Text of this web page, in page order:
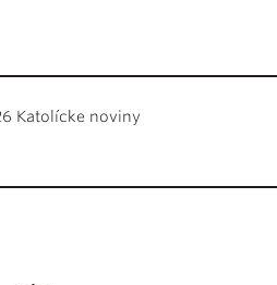
Katolícke noviny